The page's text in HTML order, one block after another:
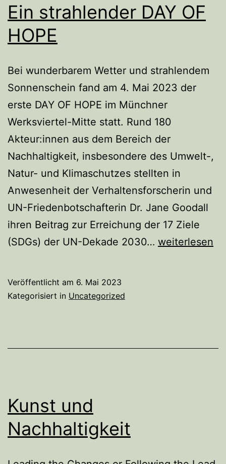
Ein strahlender DAY OF
HOPE
Bei wunderbarem Wetter und strahlendem
Sonnenschein fand am 4. Mai 2023 der
erste DAY OF HOPE im Münchner
Werksviertel-Mitte statt. Rund 180
Akteur:innen aus dem Bereich der
Nachhaltigkeit, insbesondere des Umwelt-,
Natur- und Klimaschutzes stellten in
Anwesenheit der Verhaltensforscherin und
UN-Friedenbotschafterin Dr. Jane Goodall
ihren Beitrag zur Erreichung der 17 Ziele
(SDGs) der UN-Dekade 2030… Ein
weiterlesen
Veröffentlicht am 6. Mai 2023
Kategorisiert in Uncategorized
Kunst und
Nachhaltigkeit